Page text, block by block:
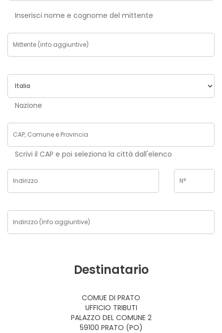
Inserisci nome e cognome del mittente
Nazione
Scrivi il CAP e poi seleziona la città dall'elenco
Destinatario
COMUE DI PRATO
UFFICIO TRIBUTI
PALAZZO DEL COMUNE 2
59100 PRATO (PO)